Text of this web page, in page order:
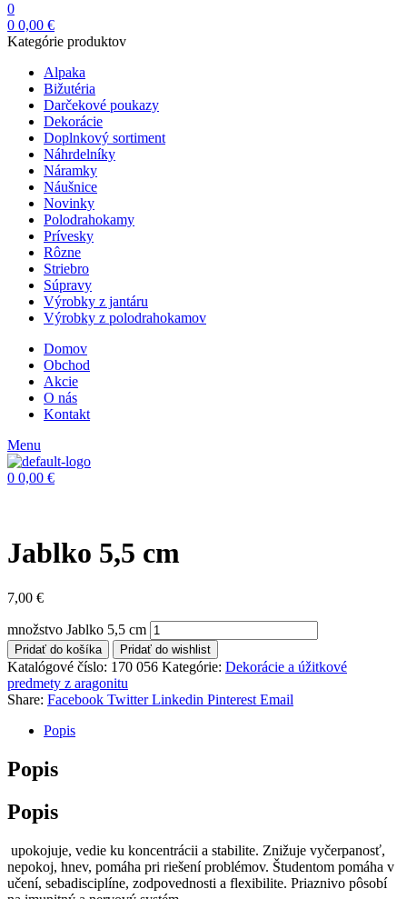
0
0 0,00 €
Kategórie produktov
Alpaka
Bižutéria
Darčekové poukazy
Dekorácie
Doplnkový sortiment
Náhrdelníky
Náramky
Náušnice
Novinky
Polodrahokamy
Prívesky
Rôzne
Striebro
Súpravy
Výrobky z jantáru
Výrobky z polodrahokamov
Domov
Obchod
Akcie
O nás
Kontakt
Menu
0 0,00 €
Jablko 5,5 cm
7,00 €
množstvo Jablko 5,5 cm
Pridať do košíka Pridať do wishlist
Katalógové číslo: 170 056 Kategórie: Dekorácie a úžitkové
predmety z aragonitu
Share: Facebook Twitter Linkedin Pinterest Email
Popis
Popis
Popis
upokojuje, vedie ku koncentrácii a stabilite. Znižuje vyčerpanosť,
nepokoj, hnev, pomáha pri riešení problémov. Študentom pomáha v
učení, sebadisciplíne, zodpovednosti a flexibilite. Priaznivo pôsobí